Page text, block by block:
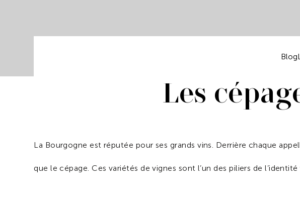
Blog
Les
La Bourgogne est réputée pour ses grands vins. Derrière chaque
que le cépage. Ces variétés de vignes sont l’un des piliers de